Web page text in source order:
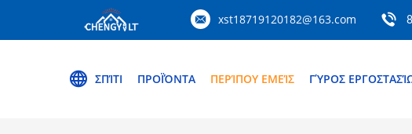
xst18719120182@163.com
ΣΠΊΤΙ ΠΡΟΪΌΝΤΑ ΠΕΡΊΠΟΥ ΕΜΕΊΣ ΓΎΡΟΣ